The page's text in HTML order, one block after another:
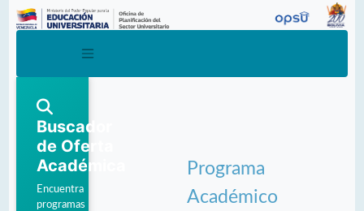
Buscador
de Oferta
Académica
Encuentra
programas
Programa
Académico